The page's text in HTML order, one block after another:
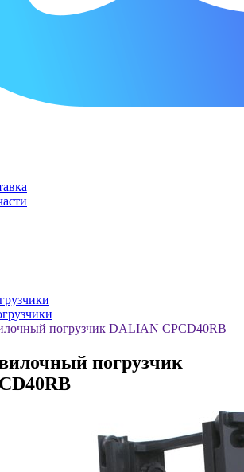
погрузчик DALIAN CPCD40RB
погрузчик